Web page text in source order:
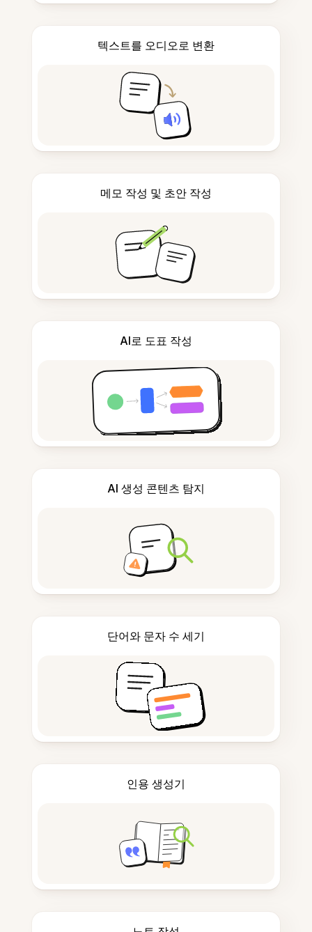
텍스트를 오디오로 변환
메모 작성 및 초안 작성
AI로 도표 작성
AI 생성 콘텐츠 탐지
단어와 문자 수 세기
인용 생성기